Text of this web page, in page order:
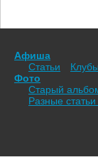
Афиша
Статьи
Клубы
Фото
Старый
Разные